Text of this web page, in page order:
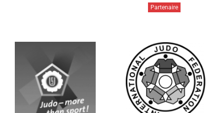
Partenaire